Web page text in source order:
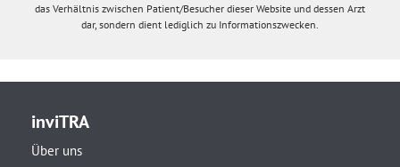
das Verhältnis zwischen Patient/Besucher dieser Website und dessen Arzt
dar, sondern dient lediglich zu Informationszwecken.
inviTRA
Über uns